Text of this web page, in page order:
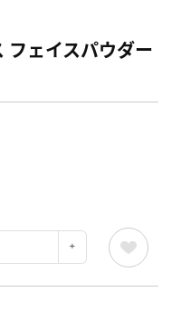
フェイスパウダー